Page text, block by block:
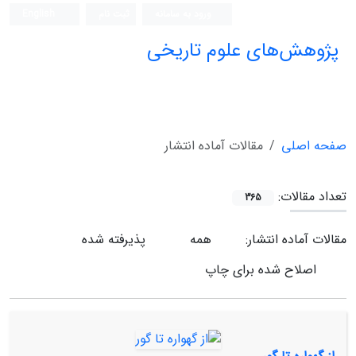
پژوهش‌های علوم تاریخی
صفحه اصلی مقالات آماده انتشار
تعداد مقالات: 365
مقالات آماده انتشار: همه
پذیرفته شده
اصلاح شده برای چاپ